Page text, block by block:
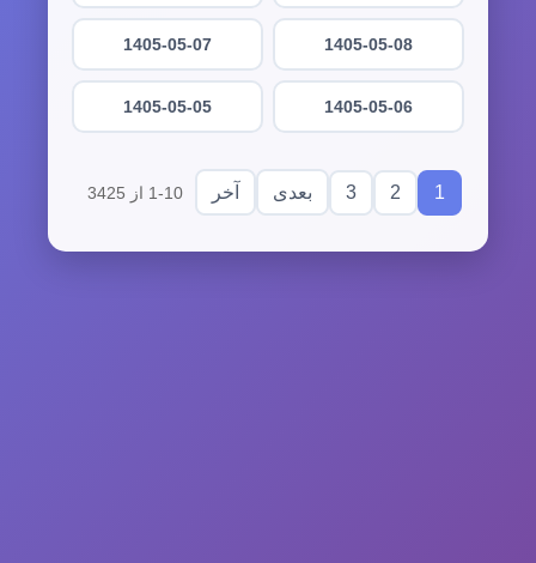
1405-05-08
1405-05-07
1405-05-06
1405-05-05
1
2
3 بعدی آخر 1-10 از 3425